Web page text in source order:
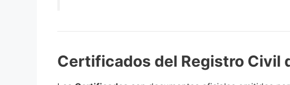
Certificados del Registro Civil